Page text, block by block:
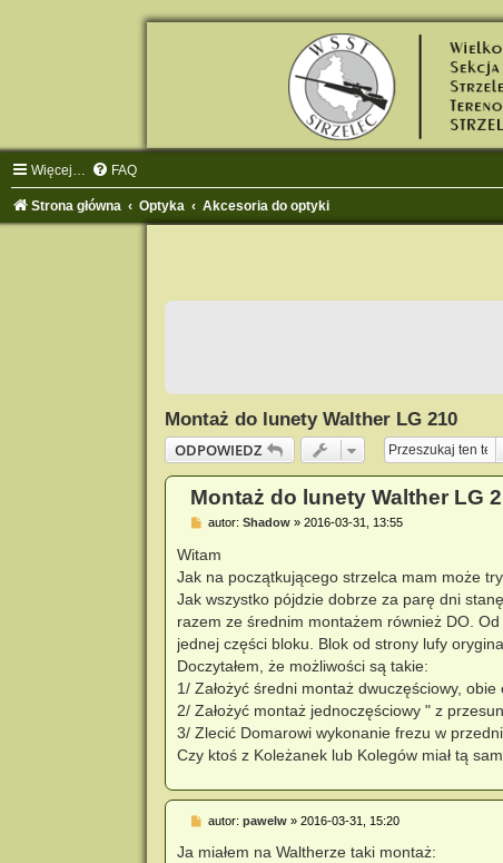
Więcej… FAQ
Strona główna Optyka Akcesoria do optyki
Montaż do lunety Walther LG 210
ODPOWIEDZ
Montaż do lunety Walther LG
P
s
autor: Shadow» 2016-03-31, 13:55
Witam
Jak na początkującego strzelca mam może
Jak wszystko pójdzie dobrze za parę dni
razem ze średnim montażem również DO.
jednej części bloku. Blok od strony lufy
Doczytałem, że możliwości są takie:
1/ Założyć średni montaż dwuczęściowy,
2/ Założyć montaż jednoczęściowy " z
3/ Zlecić Domarowi wykonanie frezu w
Czy ktoś z Koleżanek lub Kolegów miał tą
P
s
autor: pawelw» 2016-03-31, 15:20
Ja miałem na Waltherze taki montaż: